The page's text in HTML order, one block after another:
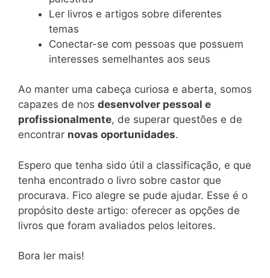
Ler livros e artigos sobre diferentes
temas
Conectar-se com pessoas que possuem
interesses semelhantes aos seus
Ao manter uma cabeça curiosa e aberta, somos
capazes de nos desenvolver pessoal e
profissionalmente, de superar questões e de
encontrar novas oportunidades.
Espero que tenha sido útil a classificação, e que
tenha encontrado o livro sobre castor que
procurava. Fico alegre se pude ajudar. Esse é o
propósito deste artigo: oferecer as opções de
livros que foram avaliados pelos leitores.
Bora ler mais!